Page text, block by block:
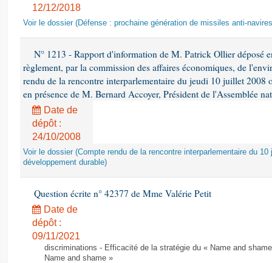
12/12/2018
Voir le dossier (Défense : prochaine génération de missiles anti-
N° 1213 - Rapport d'information de M. Patrick Ollier déposé
règlement, par la commission des affaires économiques, de
rendu de la rencontre interparlementaire du jeudi 10 juillet 2008
en présence de M. Bernard Accoyer, Président de l'Assemblée
Date de
dépôt :
24/10/2008
Voir le dossier (Compte rendu de la rencontre interparlementaire du
développement durable)
Question écrite n° 42377 de Mme Valérie Petit
Date de
dépôt :
09/11/2021
discriminations - Efficacité de la stratégie du « Name and
Name and shame »